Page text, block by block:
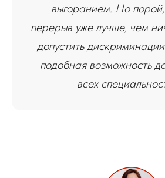
выгоранием. Но
перерыв уже лучше, чем
допустить
подобная возможность
всех